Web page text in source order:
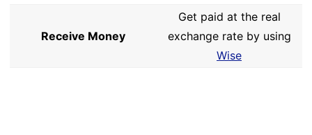
Receive Money
Get paid at the real
exchange rate by using
Wise